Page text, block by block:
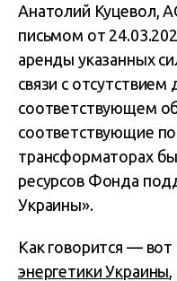
Анатолий Куцевол,
письмом от
аренды указанных
связи с
соответствующем
соответствующие
трансформаторах
ресурсов Фонда
Украины».
Как говорится — вот
энергетики Украины